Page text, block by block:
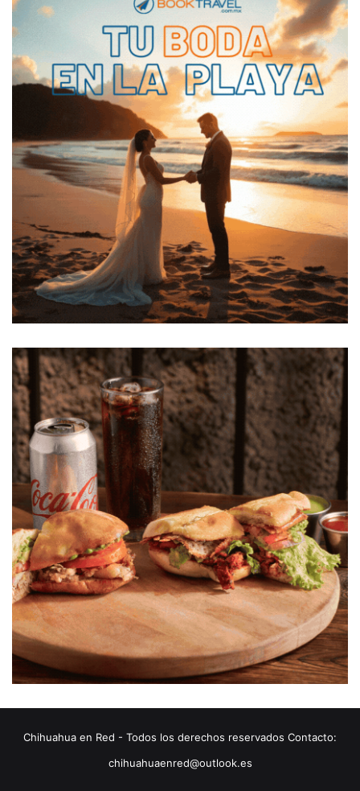
Chihuahua en Red - Todos los derechos reservados Contacto:
chihuahuaenred@outlook.es